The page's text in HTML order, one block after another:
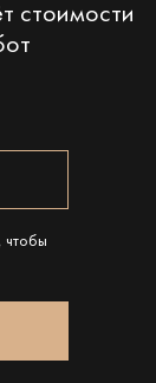
стоимости
чтобы